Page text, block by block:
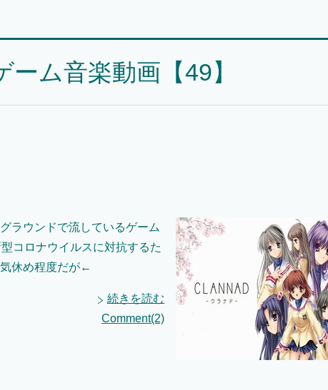
ーム音楽動画【49】
ラウンドで流しているゲーム
コロナウイルスに対抗するた
休め程度だが←
続きを読む
Comment(2)